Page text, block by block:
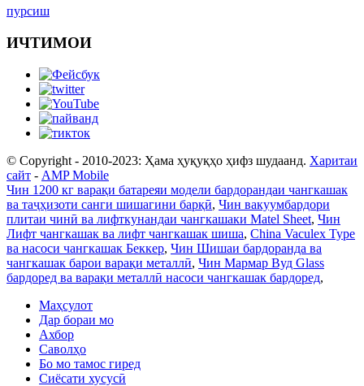
пурсиш
ИЧТИМОИ
© Copyright - 2010-2023: Ҳама ҳуқуқҳо ҳифз шудаанд. Харитаи
сайт - AMP Mobile
Чин 1200 кг варақи батареяи модели бардорандаи чангкашак
ва таҷҳизоти санги шишагини барқӣ, Чин вакуумбардори
плитаи чинӣ ва лифткунандаи чангкашаки Matel Sheet, Чин
Лифт чангкашак ва лифт чангкашак шиша, China Vaculex Type
ва насоси чангкашак Беккер, Чин Шишаи бардоранда ва
чангкашак барои варақи металлӣ, Чин Мармар Вуд Glass
бардоред ва варақи металлӣ насоси чангкашак бардоред,
Маҳсулот
Дар бораи мо
Ахбор
Саволҳо
Бо мо тамос гиред
Сиёсати хусусӣ